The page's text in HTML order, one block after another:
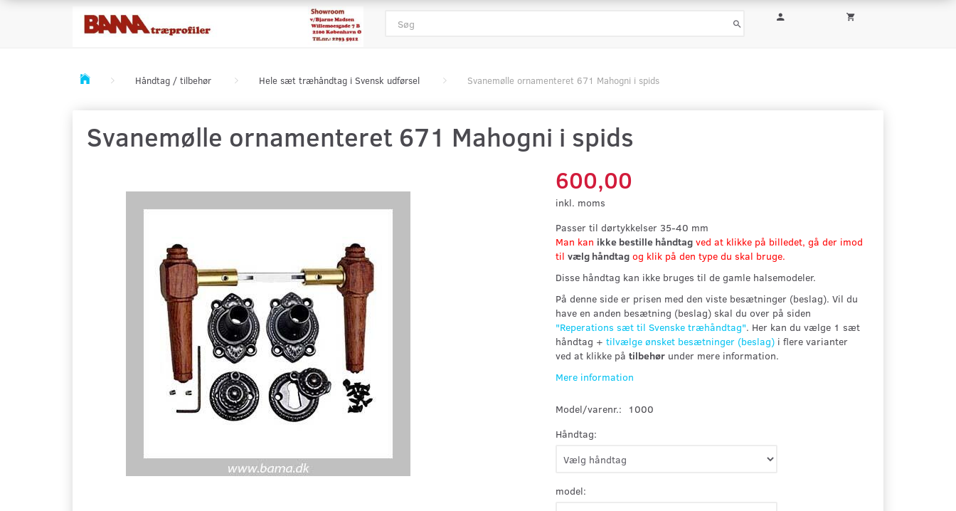
Håndtag / tilbehør Hele sæt træhåndtag i Svensk udførsel Svanemølle ornamenteret 671 Mahogni i spids
Svanemølle ornamenteret 671 Mahogni i spids
600,00
inkl. moms
Passer til dørtykkelser 35-40 mm
Man kan ikke bestille håndtag ved at klikke på billedet, gå der imod
tilvælg håndtag og klik på den type du skal bruge.
Disse håndtag kan ikke bruges til de gamle halsemodeler.
På denne side er prisen med den viste besætninger (beslag). Vil du
have en anden besætning (beslag) skal du over på siden
"Reperations sæt til Svenske træhåndtag". Her kan du vælge 1 sæt
håndtag + tilvælge ønsket besætninger (beslag) i flere varianter
ved at klikke på tilbehør under mere information.
Mere information
Model/varenr.:
1000
Håndtag:
model: